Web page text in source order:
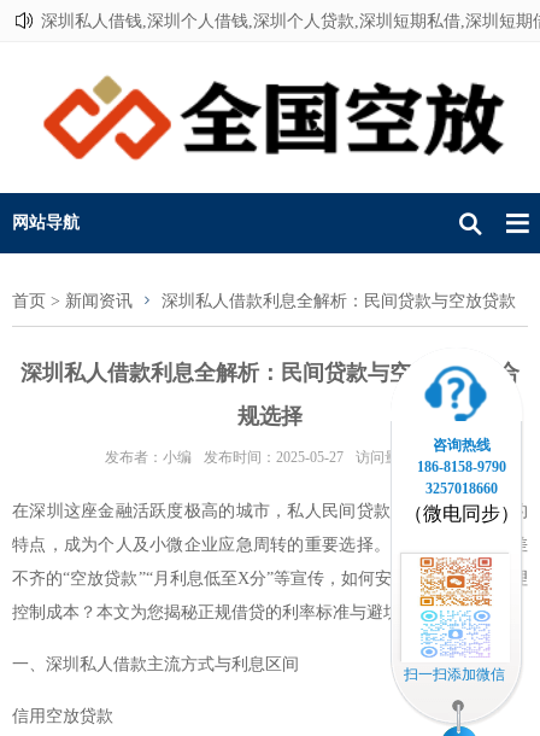
深圳私人借钱,深圳个人借钱,深圳个人贷款,深圳短期私借,深圳短
联系我们
网站导航
首页 > 新闻资讯 深圳私人借款利息全解析：民间贷款与空放贷款
深圳私人借款利息全解析：民间贷款与空放贷款的合
规选择
发布者：小编 发布时间：2025-05-27 访问量：115
在深圳这座金融活跃度极高的城市，私人民间贷款因其灵活、高效的
特点，成为个人及小微企业应急周转的重要选择。但面对市场上参差
不齐的“空放贷款”“月利息低至X分”等宣传，如何安全获取资金并合理
控制成本？本文为您揭秘正规借贷的利率标准与避坑指南。
一、深圳私人借款主流方式与利息区间
信用空放贷款
咨询热线
186-8158-9790
3257018660
（微电同步）
扫一扫添加微信